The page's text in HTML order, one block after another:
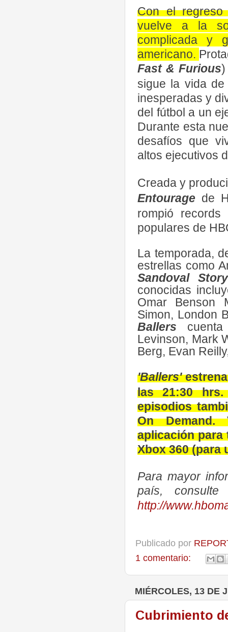
Con el regreso
vuelve a la
complicada y
americano.
Fast & Furious)
sigue la vida
inesperadas y
del fútbol a un
Durante esta
desafíos que
altos ejecutivos
Creada y
Entourage de
rompió
populares de
La temporada,
estrellas como
Sandoval Story
conocidas
Omar Benson
Simon, London
Ballers
Levinson, Mark
Berg, Evan
'Ballers'
las 21:30
episodios
On Demand.
aplicación para
Xbox 360 (para
Para mayor
país,
http://
Publicado por
1 comentario:
MIÉRCOLES, 13 DE
Cubrimiento